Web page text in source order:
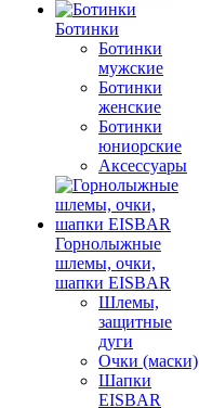
Ботинки
Ботинки
мужские
Ботинки
женские
Ботинки
юниорские
Аксессуары
Горнолыжные
шлемы, очки,
шапки EISBAR
Шлемы,
защитные
дуги
Очки (маски)
Шапки
EISBAR